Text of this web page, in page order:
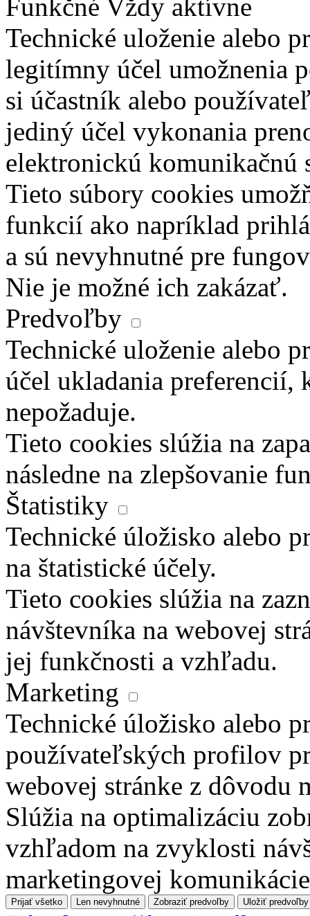
Funkčné Vždy aktívne
Technické uloženie alebo
legitímny účel umožnenia
si účastník alebo
jediný účel vykonania
elektronickú komunikačnú
Tieto súbory cookies
funkcií ako napríklad
a sú nevyhnutné pre
Nie je možné ich zakázať.
Predvoľby
Technické uloženie alebo
účel ukladania preferencií,
nepožaduje.
Tieto cookies slúžia na
následne na zlepšovanie
Štatistiky
Technické úložisko alebo
na štatistické účely.
Tieto cookies slúžia na
návštevníka na webovej
jej funkčnosti a vzhľadu.
Marketing
Technické úložisko alebo
používateľských profilov
webovej stránke z dôvodu
Slúžia na optimalizáciu
vzhľadom na zvyklosti
marketingovej
Prijať všetko Len nevyhnutné Zobraziť predvoľby Uložiť predvoľby